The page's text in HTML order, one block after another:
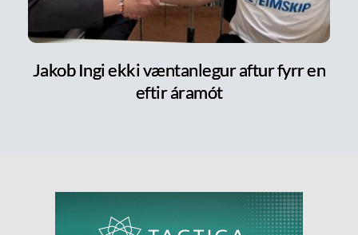
Jakob Ingi ekki væntanlegur aftur fyrr en
eftir áramót